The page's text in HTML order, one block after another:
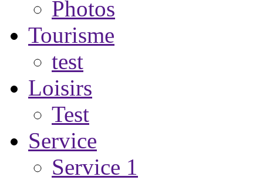
Photos
Tourisme
test
Loisirs
Test
Service
Service 1